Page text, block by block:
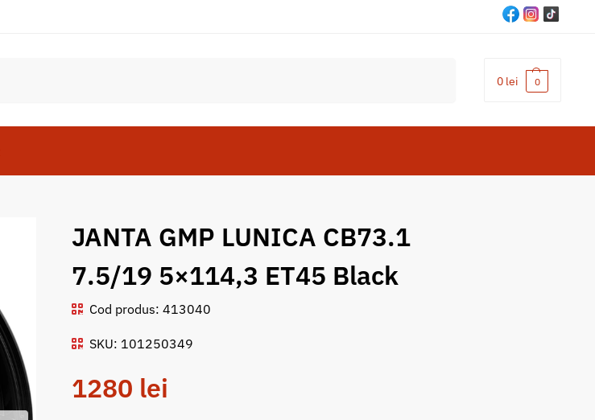
0 lei 0
JANTA GMP LUNICA CB73.1
7.5/19 5×114,3 ET45 Black
Cod produs: 413040
SKU: 101250349
1280 lei